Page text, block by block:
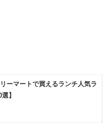
ーマートで買えるランチ人気ラ
】